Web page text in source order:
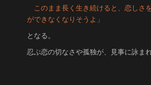
このまま長く生き続けると、恋しさ
ができなくなりそうよ」
となる。
忍ぶ恋の切なさや孤独が、見事に詠ま